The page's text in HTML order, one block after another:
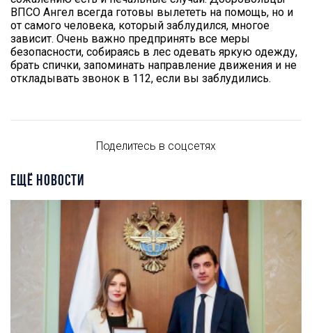
ВПСО Ангел всегда готовы вылететь на помощь, но и
от самого человека, который заблудился, многое
зависит. Очень важно предпринять все меры
безопасности, собираясь в лес одевать яркую одежду,
брать спички, запоминать направление движения и не
откладывать звонок в 112, если вы заблудились.
Поделитесь в соцсетях
ЕЩЁ НОВОСТИ